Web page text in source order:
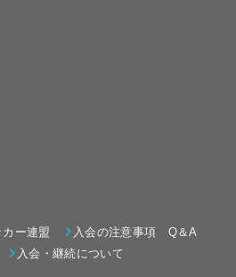
ー連盟
入会の注意事項 Q＆A
入会・継続について